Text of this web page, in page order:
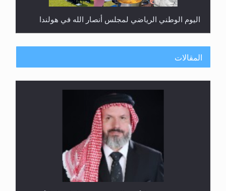
اليوم الوطني الرياضي لمجلس أنصار الله في هولندا
إتمام حفظ القرآن الكريم لثلاثة طلاب من مدرسة الحفظ
المقالات